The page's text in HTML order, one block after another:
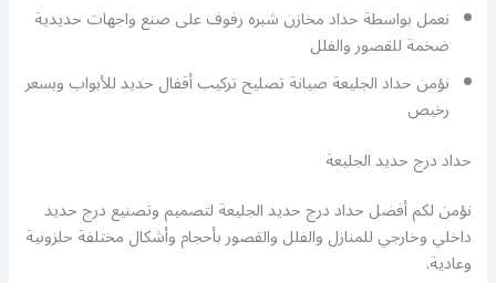
نعمل بواسطة حداد مخازن شبره رفوف على صنع واجهات حديدية
ضخمة للقصور والفلل
نؤمن حداد الجليعة صيانة تصليح تركيب أقفال حديد للأبواب وبسعر
رخيص
حداد درج حديد الجليعة
نؤمن لكم أفضل حداد درج حديد الجليعة لتصميم وتصنيع درج حديد
داخلي وخارجي للمنازل والفلل والقصور بأحجام وأشكال مختلفة حلزونية
وعادية.